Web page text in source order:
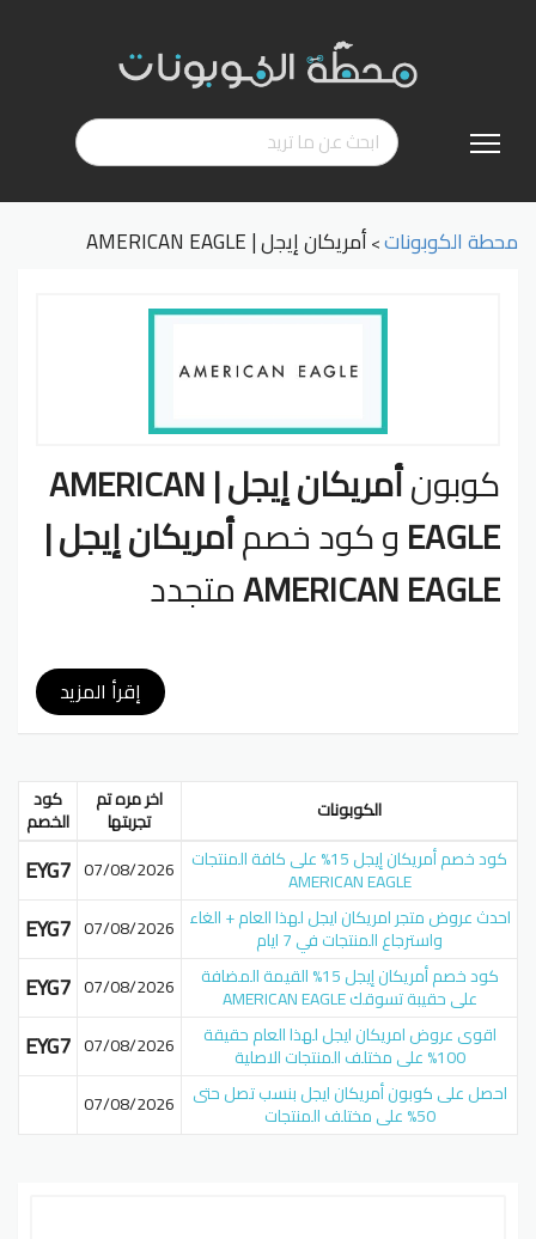
إلى
محطة الكوبونات>أمريكان إيجل | AMERICAN EAGLE
إقرأ المزيد
كوبون
أمريكان إيجل | AMERICAN
EAGLEو كود خصمأمريكان إيجل |
AMERICAN EAGLEمتجدد
هي واحدة من أهم الشركات
العالمية الرائدة في مجال الأزياء إذ تقدم تشكيلات من الأزياء
عالية الجودة ومختلفة التصاميم التي تواكب أحدث صيحات
كوبون خصم أمريكان
تجربة تسوق ممتعة و موفرة في ذات الوقت بإمكانك
مشاركتها مع جميع عشاق التسوق و أخبرهم علىقسيمة
تخفيض أمريكان إيجلالمميزة.
قراءة المزيد
فيسبوك جوجل بلس بينتيريست
الكوبونات اخر مره تم
تجربتها
كود
الخصم
كود خصم أمريكان إيجل 15% على كافة المنتجات
AMERICAN EAGLE
07/08/2026
EYG7
احدث عروض متجر امريكان ايجل لهذا العام + الغاء
واسترجاع المنتجات في 7 ايام 07/08/2026
EYG7
كود خصم أمريكان إيجل 15% القيمة المضافة
على حقيبة تسوقك AMERICAN EAGLE 07/08/2026
EYG7
اقوى عروض امريكان ايجل لهذا العام حقيقة
100% على مختلف المنتجات الاصلية 07/08/2026
EYG7
احصل على كوبون أمريكان ايجل بنسب تصل حتى
50% على مختلف المنتجات 07/08/2026